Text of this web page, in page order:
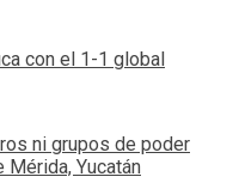
con el 1-1 global
ni grupos de poder
Yucatán